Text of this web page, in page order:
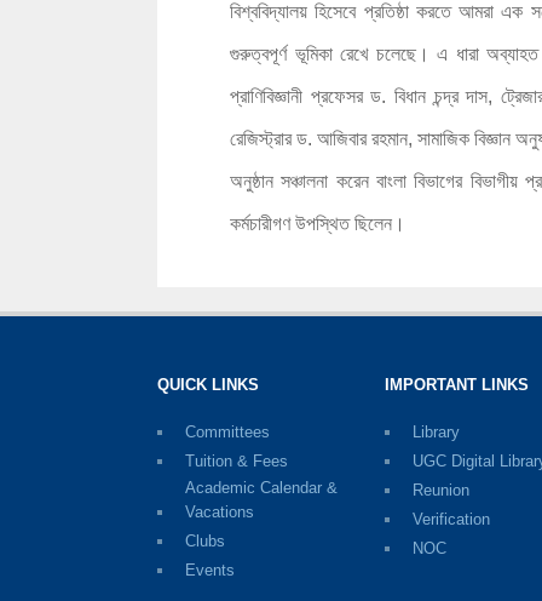
বিশ্ববিদ্যালয় হিসেবে প্রতিষ্ঠা করতে আমরা এক
গুরুত্বপূর্ণ ভূমিকা রেখে চলেছে। এ ধারা
প্রাণিবিজ্ঞানী প্রফেসর ড. বিধান চন্দ্র দাস,
রেজিস্ট্রার ড. আজিবার রহমান, সামাজিক বিজ্ঞান
অনুষ্ঠান সঞ্চালনা করেন বাংলা বিভাগের
কর্মচারীগণ উপস্থিত ছিলেন।
QUICK LINKS
Committees
Tuition & Fees
Academic Calendar &
Vacations
Clubs
Events
IMPORTANT LINKS
Library
UGC Digital
Reunion
Verification
NOC